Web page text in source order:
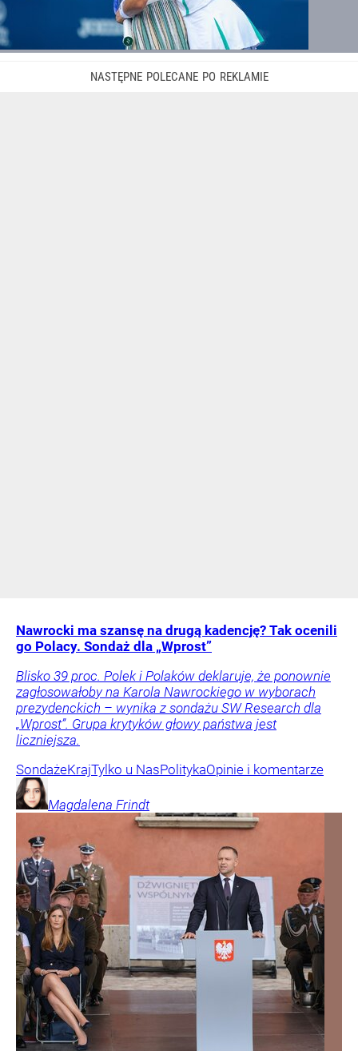
Nawrocki ma szansę na drugą kadencję? Tak ocenili
go Polacy. Sondaż dla „Wprost”
Blisko 39 proc. Polek i Polaków deklaruje, że ponownie
zagłosowałoby na Karola Nawrockiego w wyborach
prezydenckich – wynika z sondażu SW Research dla
„Wprost”. Grupa krytyków głowy państwa jest
liczniejsza.
SondażeKrajTylko u NasPolitykaOpinie i komentarze
Magdalena Frindt